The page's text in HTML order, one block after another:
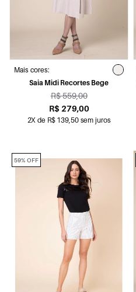
Mais cores:
Saia Midi Recortes Bege
R$ 559,00
R$ 279,00
2X de R$ 139,50 sem juros
59% OFF